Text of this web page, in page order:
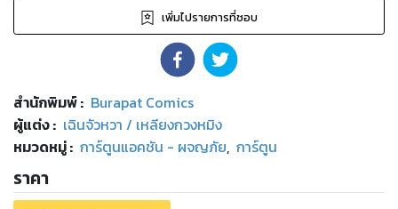
เพิ่มไปรายการที่ชอบ
สำนักพิมพ์: Burapat Comics
ผู้แต่ง : เฉินจัวหวา / เหลียงกวงหมิง
หมวดหมู่: การ์ตูนแอคชัน - ผจญภัย, การ์ตูน
ราคา